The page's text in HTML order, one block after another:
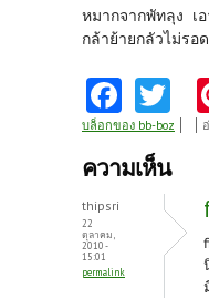
หมากจากพัทลุง เ
กล้าย้ายกลัวไม่รอ
Fa
ce
b
k
w
itt
บล็อกของ bb-boz
ความเห็น
thipsri
22
ตุลาคม,
2010 -
15:01
permalink